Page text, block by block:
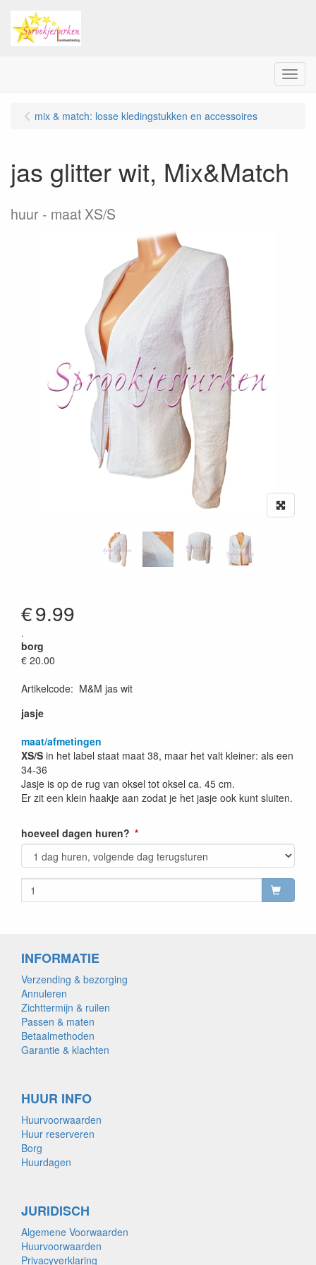
Menu
mix & match: losse kledingstukken en accessoires
jas glitter wit, Mix&Match
huur maat XS/S
€9.99
.
borg
€ 20.00
Artikelcode: M&M jas wit
jasje
maat/afmetingen
XS/S in het label staat maat 38, maar het valt kleiner: als een
34-36
Jasje is op de rug van oksel tot oksel ca. 45 cm.
Er zit een klein haakje aan zodat je het jasje ook kunt sluiten.
hoeveel dagen huren?
INFORMATIE
Verzending & bezorging
Annuleren
Zichttermijn & ruilen
Passen & maten
Betaalmethoden
Garantie & klachten
HUUR INFO
Huurvoorwaarden
Huur reserveren
Borg
Huurdagen
JURIDISCH
Algemene Voorwaarden
Huurvoorwaarden
Privacyverklaring